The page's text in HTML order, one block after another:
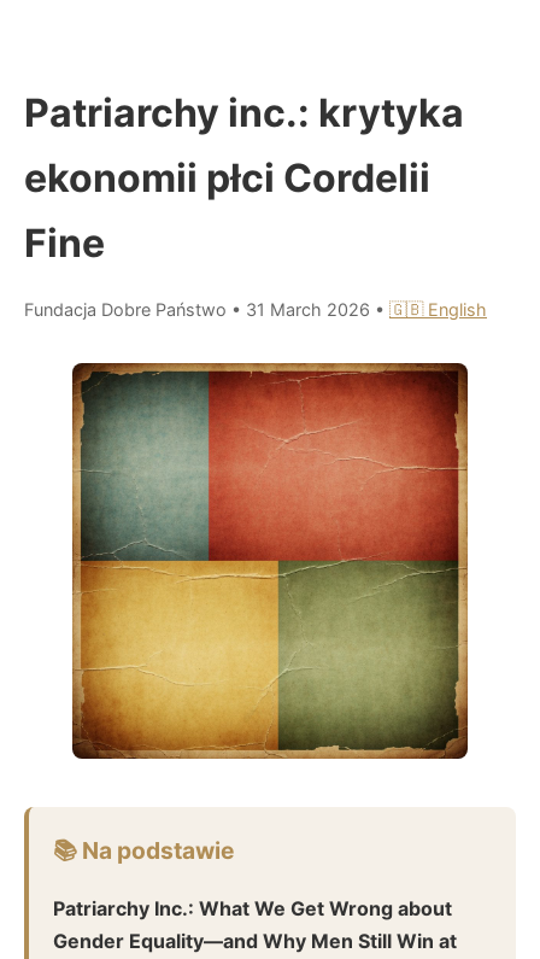
Patriarchy inc.: krytyka
ekonomii płci Cordelii
Fine
Fundacja Dobre Państwo • 31 March 2026 • 🇬🇧 English
📚 Na podstawie
Patriarchy Inc.: What We Get Wrong about
Gender Equality—and Why Men Still Win at